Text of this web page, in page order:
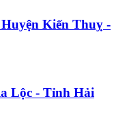
Kiến Thuỵ -
Lộc - Tỉnh Hải